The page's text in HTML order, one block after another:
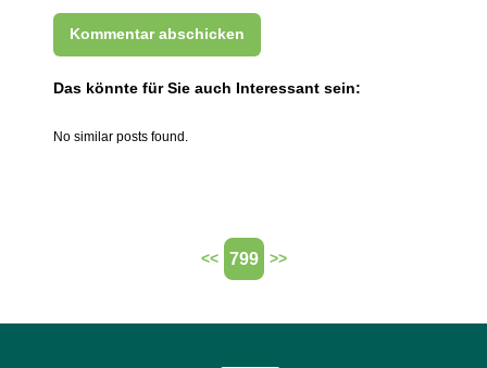
Das könnte für Sie auch Interessant sein:
No similar posts found.
<< 799 >>